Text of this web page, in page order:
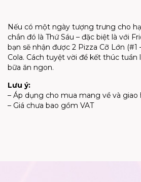
Nếu có một ngày tượng trưng cho
chắn đó là Thứ Sáu – đặc biệt là với
bạn sẽ nhận được 2 Pizza Cỡ Lớn (#1
Cola. Cách tuyệt vời để kết thúc
bữa ăn ngon.
Lưu ý:
– Áp dụng cho mua mang về và giao
– Giá chưa bao gồm VAT